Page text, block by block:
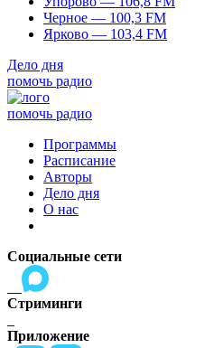
Черное — 100,3 FM
Ярково — 103,4 FM
Дело дня
помочь радио
помочь радио
Программы
Расписание
Авторы
Дело дня
О нас
Социальные сети
Стриминги
Приложение